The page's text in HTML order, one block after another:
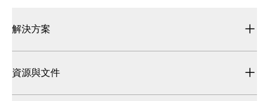
解決方案
資源與文件